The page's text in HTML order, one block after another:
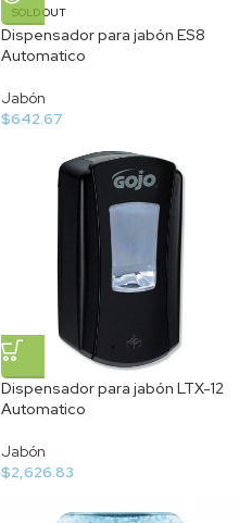
SOLD OUT
Dispensador para jabón ES8
Automatico
Jabón
$642.67
Dispensador para jabón LTX-12
Automatico
Jabón
$2,626.83